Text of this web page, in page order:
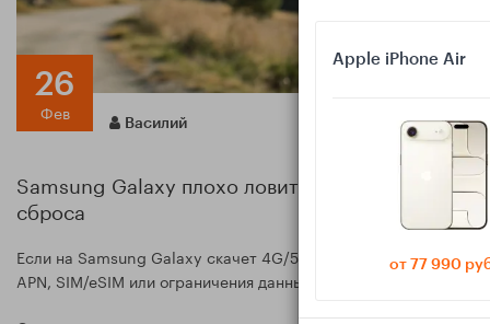
26
Фев Василий
Samsung Galaxy плохо ловит сеть и пропадает
сброса
Если на Samsung Galaxy скачет 4G/5G, пропадает интернет
APN, SIM/eSIM или ограничения данных. Ниже — проверка
Apple iPhone Air
от 77 990